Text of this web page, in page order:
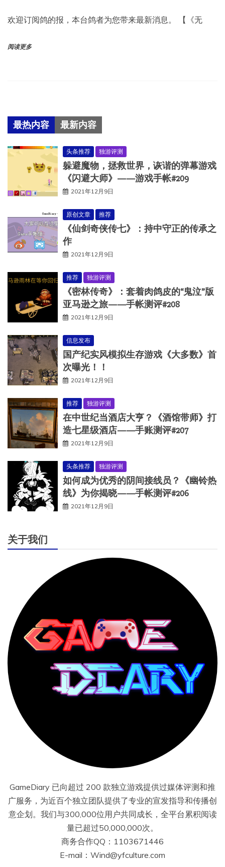
欢迎订阅鸽的报，本台鸽者为您带来最新消息。 【《无
阅读更多
最热内容 最新内容
头条推荐 独游评测
躲避魔物，拯救世界，诙谐的弹幕游戏
《闪避大师》——游戏手帐#209
2021年12月9日
原创文章 推荐
《仙剑奇侠传七》：持中守正的传承之
作
2021年12月9日
推荐 独游评测
《密林传奇》：套着肉鸽皮的“鬼泣”版
亚马逊之旅——手帐测评#208
2021年12月9日
信息发布
国产纪实风模拟生存游戏《大多数》首
次曝光！！
2021年12月9日
推荐 独游评测
在中世纪当酒店大亨？《酒馆带师》打
造七星级酒店——手账测评#207
2021年12月9日
头条推荐 独游评测
如何成为优秀的阴间接线员？《幽铃热
线》为你揭晓——手帐测评#206
2021年12月9日
关于我们
GameDiary 已向超过 200 款独立游戏提供过媒体评测和推
广服务，为近百个独立团队提供了专业的宣发指导和传播创
意企划。我们与300,000位用户共同成长，全平台累积阅读
量已超过50,000,000次。
商务合作QQ：1103671446
E-mail：Wind@yfculture.com